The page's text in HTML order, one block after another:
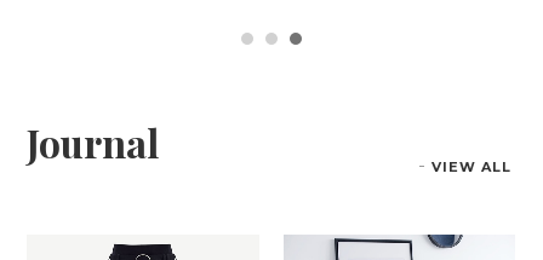
Journal VIEW ALL